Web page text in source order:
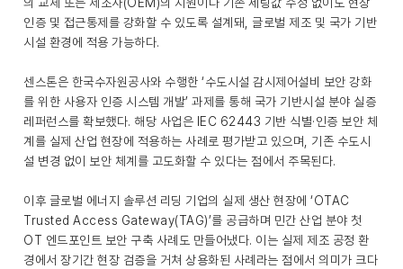
의 교체 또는 제조사(OEM)의 지원이나 기존 세팅값 수정 없이도 현장
인증 및 접근통제를 강화할 수 있도록 설계돼, 글로벌 제조 및 국가 기반
시설 환경에 적용 가능하다.
센스톤은 한국수자원공사와 수행한 ‘수도시설 감시제어설비 보안 강화
를 위한 사용자 인증 시스템 개발’ 과제를 통해 국가 기반시설 분야 실증
레퍼런스를 확보했다. 해당 사업은 IEC 62443 기반 식별·인증 보안 체
계를 실제 산업 현장에 적용하는 사례로 평가받고 있으며, 기존 수도시
설 변경 없이 보안 체계를 고도화할 수 있다는 점에서 주목된다.
이후 글로벌 에너지 솔루션 리딩 기업의 실제 생산 현장에 ‘OTAC
Trusted Access Gateway(TAG)’를 공급하며 민간 산업 분야 첫
OT 엔드포인트 보안 구축 사례도 만들어냈다. 이는 실제 제조 공정 환
경에서 장기간 현장 검증을 거쳐 상용화된 사례라는 점에서 의미가 크다